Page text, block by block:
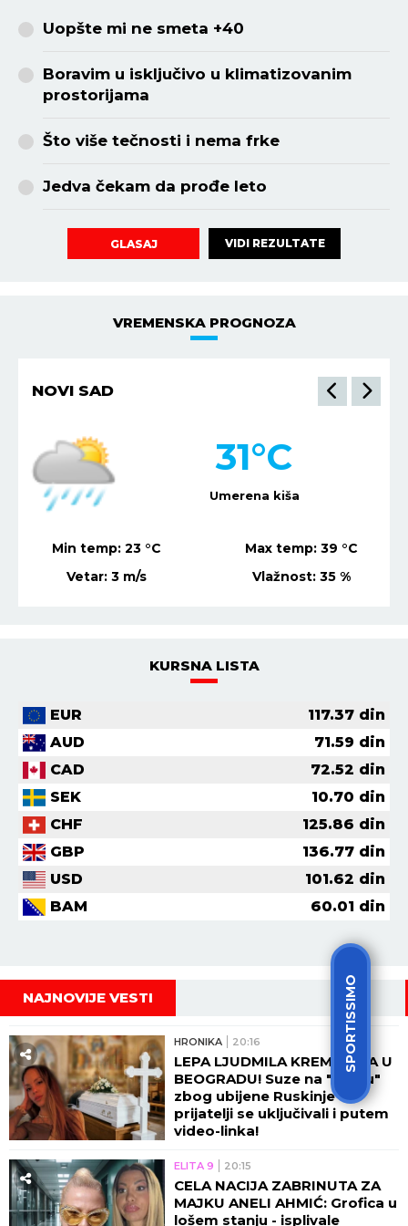
SPORTISSIMO
Uopšte mi ne smeta +40
Boravim u isključivo u klimatizovanim
prostorijama
Što više tečnosti i nema frke
Jedva čekam da prođe leto
GLASAJ VIDI REZULTATE
VREMENSKA PROGNOZA
NIŠ
Mestimično oblačno
30°C
Min temp:21 °C Max temp: 37 °C
Vetar:2 m/s Vlažnost:31 %
KURSNA LISTA
EUR 117.37 din
AUD
71.59 din
CAD
72.52 din
SEK
10.70 din
CHF
125.86 din
GBP
136.77 din
USD
101.62 din
BAM
60.01 din
NAJNOVIJE VESTI
HRONIKA 20:16
LEPA LJUDMILA KREMIRANA U
BEOGRADU! Suze na "Lešću"
zbog ubijene Ruskinje -
prijatelji se uključivali i putem
video-linka!
ELITA 9 20:15
CELA NACIJA ZABRINUTA ZA
MAJKU ANELI AHMIĆ: Grofica u
lošem stanju - isplivale